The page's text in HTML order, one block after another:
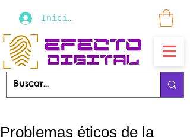
Iniciar sesión
Problemas éticos de la